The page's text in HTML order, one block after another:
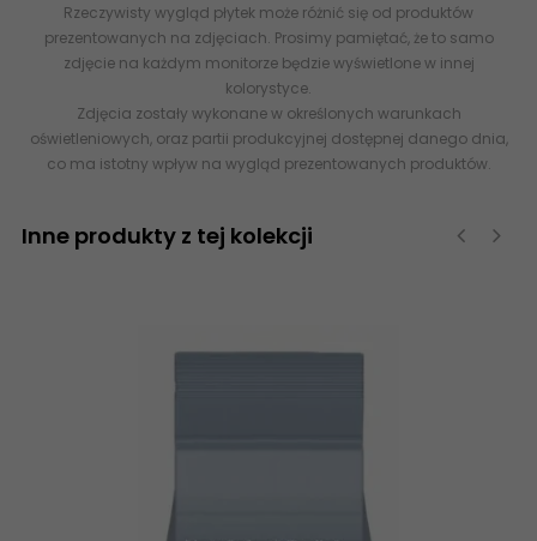
Rzeczywisty wygląd płytek może różnić się od produktów
prezentowanych na zdjęciach. Prosimy pamiętać, że to samo
zdjęcie na każdym monitorze będzie wyświetlone w innej
kolorystyce.
Zdjęcia zostały wykonane w określonych warunkach
oświetleniowych, oraz partii produkcyjnej dostępnej danego dnia,
co ma istotny wpływ na wygląd prezentowanych produktów.
Inne produkty z tej kolekcji